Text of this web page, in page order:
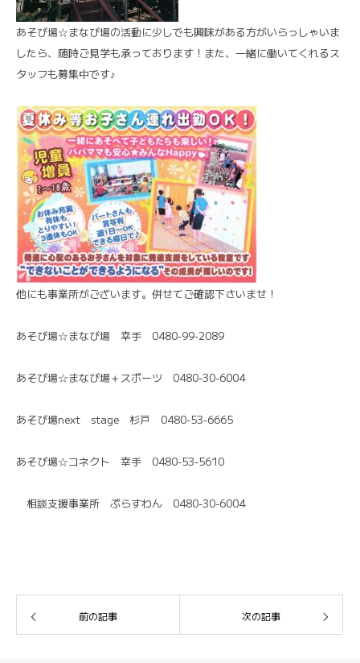
あそび場☆まなび場の活動に少しでも興味がある方がいらっしゃいま
したら、随時ご見学も承っております！また、一緒に働いてくれるス
タッフも募集中です♪
他にも事業所がございます。併せてご確認下さいませ！
あそび場☆まなび場 幸手 0480-99-2089
あそび場☆まなび場＋スポーツ 0480-30-6004
あそび場next stage 杉戸 0480-53-6665
あそび場☆コネクト 幸手 0480-53-5610
相談支援事業所 ぷらすわん 0480-30-6004
前の記事 次の記事